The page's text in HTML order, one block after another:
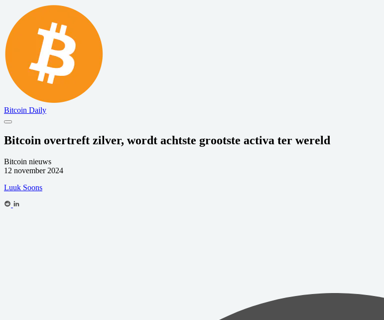
Bitcoin Daily
Bitcoin overtreft zilver, wordt achtste grootste activa ter wereld
Bitcoin nieuws
12 november 2024
Luuk Soons